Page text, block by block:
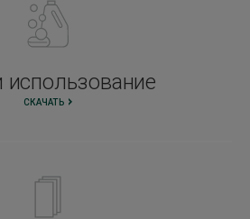
использование
СКАЧАТЬ